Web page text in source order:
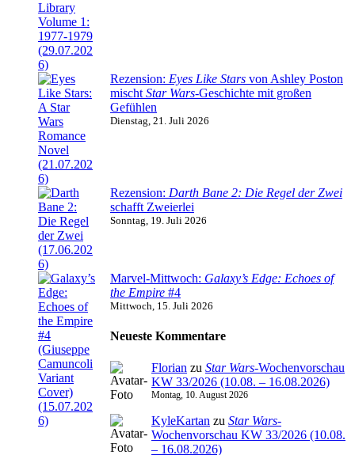
Rezension: Eyes Like Stars von Ashley Poston
mischt Star Wars-Geschichte mit großen
Gefühlen
Dienstag, 21. Juli 2026
Rezension: Darth Bane 2: Die Regel der Zwei
schafft Zweierlei
Sonntag, 19. Juli 2026
Marvel-Mittwoch: Galaxy’s Edge: Echoes of
the Empire #4
Mittwoch, 15. Juli 2026
Neueste Kommentare
Florian zu Star Wars-Wochenvorschau
KW 33/2026 (10.08. – 16.08.2026)
Montag, 10. August 2026
KyleKartan zu Star Wars-
Wochenvorschau KW 33/2026 (10.08.
– 16.08.2026)